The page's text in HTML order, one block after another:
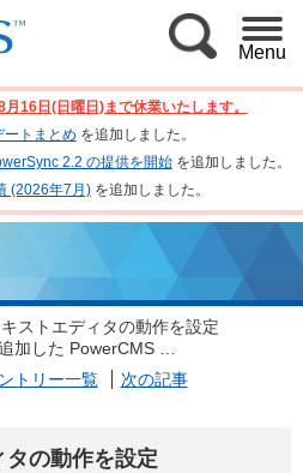
Menu
16日(日曜日)まで休業いたします。
ートまとめ を追加しました。
2.2 の提供を開始を追加しました。
(2026年7月)を追加しました。
ストエディタの動作を設定
加した PowerCMS …
トリー一覧 次の記事
タの動作を設定